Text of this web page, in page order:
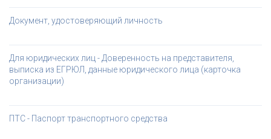
Документ, удостоверяющий личность
Для юридических лиц - Доверенность на представителя,
выписка из ЕГРЮЛ, данные юридического лица (карточка
организации)
ПТС - Паспорт транспортного средства